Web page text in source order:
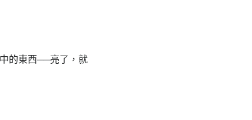
的東西──亮了，就